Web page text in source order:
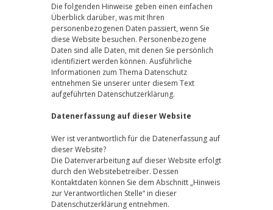
Die folgenden Hinweise geben einen einfachen
Überblick darüber, was mit Ihren
personenbezogenen Daten passiert, wenn Sie
diese Website besuchen. Personenbezogene
Daten sind alle Daten, mit denen Sie persönlich
identifiziert werden können. Ausführliche
Informationen zum Thema Datenschutz
entnehmen Sie unserer unter diesem Text
aufgeführten Datenschutzerklärung.
Datenerfassung auf dieser Website
Wer ist verantwortlich für die Datenerfassung auf
dieser Website?
Die Datenverarbeitung auf dieser Website erfolgt
durch den Websitebetreiber. Dessen
Kontaktdaten können Sie dem Abschnitt „Hinweis
zur Verantwortlichen Stelle“ in dieser
Datenschutzerklärung entnehmen.